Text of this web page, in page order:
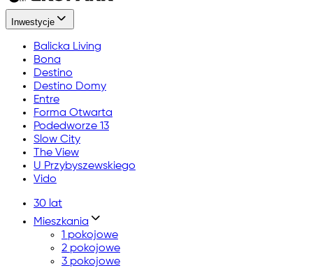
Inwestycje
Balicka Living
Bona
Destino
Destino Domy
Entre
Forma Otwarta
Podedworze 13
Slow City
The View
U Przybyszewskiego
Vido
30 lat
Mieszkania
1 pokojowe
2 pokojowe
3 pokojowe